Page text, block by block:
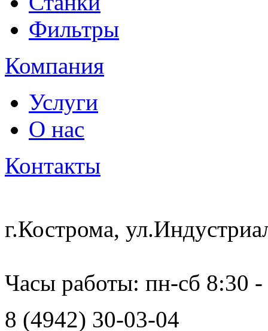
Фильтры
Компания
Услуги
О нас
Контакты
г.Кострома,
Часы работы: пн-сб 8:30
8 (4942) 30-03-04